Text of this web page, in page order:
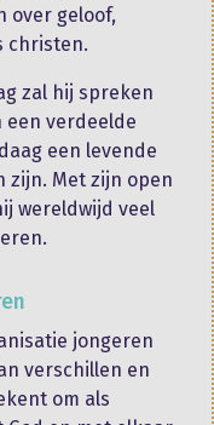
over geloof,
christen.
zal hij spreken
een verdeelde
een levende
zijn. Met zijn open
wereldwijd veel
jongeren
verschillen en
om als